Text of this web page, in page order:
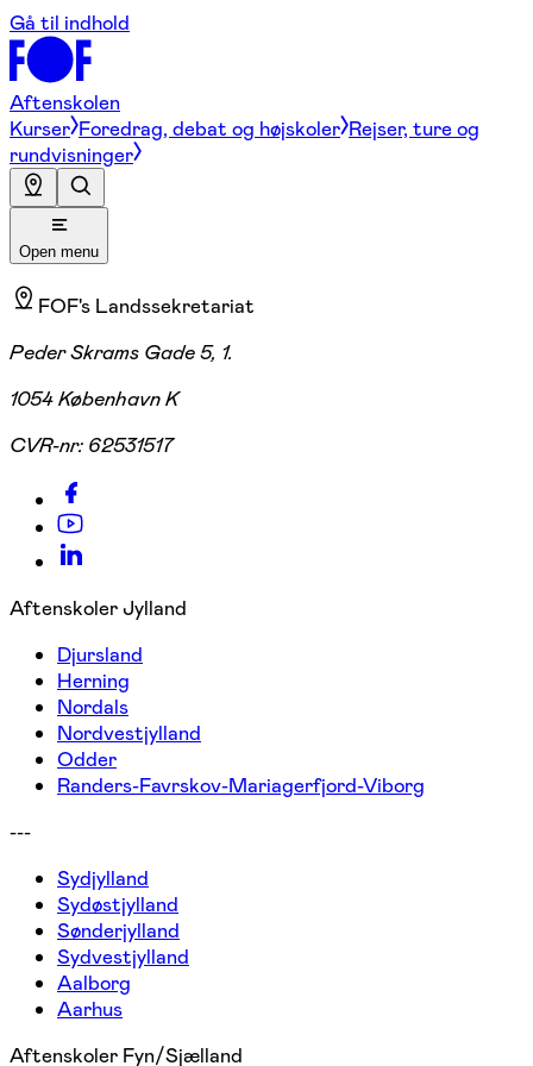
Gå til indhold
Aftenskolen
Kurser Foredrag, debat og højskoler Rejser, ture og
rundvisninger
Open menu
FOF's Landssekretariat
Peder Skrams Gade 5, 1.
1054 København K
CVR-nr: 62531517
Aftenskoler Jylland
Djursland
Herning
Nordals
Nordvestjylland
Odder
Randers-Favrskov-Mariagerfjord-Viborg
---
Sydjylland
Sydøstjylland
Sønderjylland
Sydvestjylland
Aalborg
Aarhus
Aftenskoler Fyn/Sjælland